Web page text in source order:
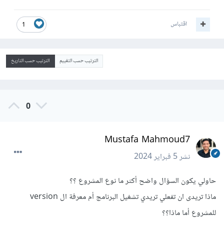
1 اقتباس
الترتيب حسب التقييم الترتيب حسب التاريخ
0
Mustafa Mahmoud7
نشر5 فبراير 2024
حاولي يكون السؤال واضح أكثر ما نوع المشروع ؟؟
ماذا تريدى ان تفعلي تريدي تشغيل البرنامج أم معرفة ال version
للمشروع أما ماذا؟؟